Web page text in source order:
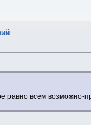
равно всем